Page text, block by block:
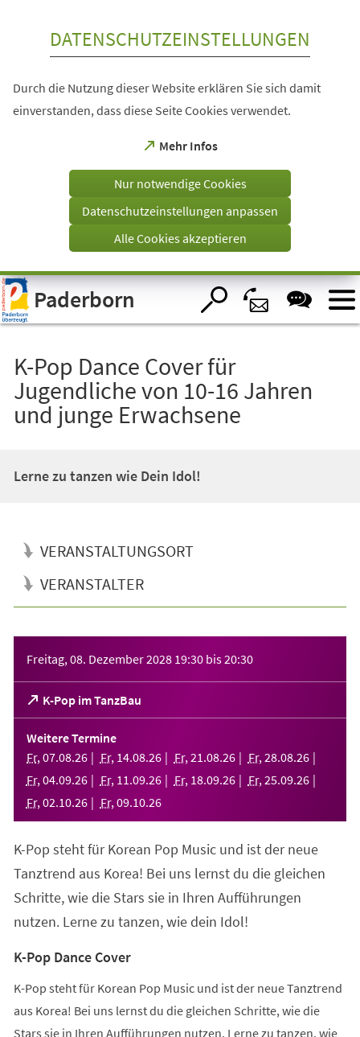
Visuelle
Assistenzsoftware
öffnen.
DATENSCHUTZEINSTELLUNGEN
Durch die Nutzung dieser Website erklären Sie sich damit
einverstanden, dass diese Seite Cookies verwendet.
Mehr Infos
(Öffnet
einem
Tab)
Nur notwendige Cookies
Datenschutzeinstellungen anpassen
Alle Cookies akzeptieren
Paderborn
K-Pop Dance Cover für
Jugendliche von 10-16 Jahren
und junge Erwachsene
Lerne zu tanzen wie Dein Idol!
VERANSTALTUNGSORT
VERANSTALTER
Freitag, 08. Dezember 2028 19:30 bis20:30
K-Pop im TanzBau
(Öffnet
in
einem
neuen
Tab)
Weitere Termine
Fr, 07.08.26 Fr, 14.08.26 Fr, 21 .08.26 Fr, 28.08.26
Fr, 04.09.26 Fr, 11 .09.26 Fr, 18.09.26 Fr, 25.09.26
Fr, 02.10.26 Fr, 09.10.26
K-Pop steht für Korean Pop Music und ist der neue
Tanztrend aus Korea! Bei uns lernst du die gleichen
Schritte, wie die Stars sie in Ihren Aufführungen
nutzen. Lerne zu tanzen, wie dein Idol!
K-Pop Dance Cover
K-Pop steht für Korean Pop Music und ist der neue Tanztrend
aus Korea! Bei uns lernst du die gleichen Schritte, wie die
Stars sie in Ihren Aufführungen nutzen. Lerne zu tanzen, wie